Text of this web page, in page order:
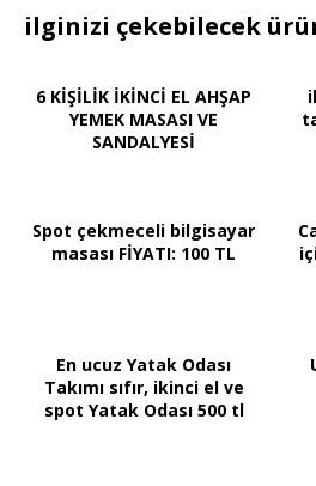
ilginizi çekebilecek
6 KİŞİLİK İKİNCİ EL AHŞAP
YEMEK MASASI VE
SANDALYESİ
Spot çekmeceli bilgisayar
masası FİYATI: 100 TL
En ucuz Yatak Odası
Takımı sıfır, ikinci el ve
spot Yatak Odası 500 tl